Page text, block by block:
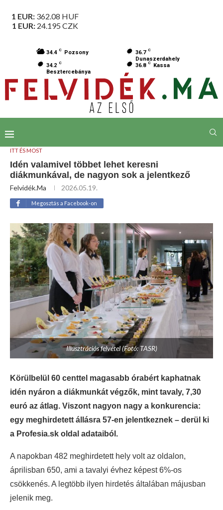
1 EUR: 362.08 HUF
1 EUR: 24.195 CZK
34.4 C Pozsony 36.7 C
Dunaszerdahely
34.2 C
Besztercebánya
36.8 C Kassa
ITT ÉS MOST
Idén valamivel többet lehet keresni
diákmunkával, de nagyon sok a jelentkező
Felvidék.ma 2026.05.19.
Megosztás a Facebook-on
Illusztrációs felvétel (Fotó: TASR)
Körülbelül 60 centtel magasabb órabért kaphatnak
idén nyáron a diákmunkát végzők, mint tavaly, 7,30
euró az átlag. Viszont nagyon nagy a konkurencia:
egy meghirdetett állásra 57-en jelentkeznek – derül ki
a Profesia.sk oldal adataiból.
A napokban 482 meghirdetett hely volt az oldalon,
áprilisban 650, ami a tavalyi évhez képest 6%-os
csökkenés. A legtöbb ilyen hirdetés általában májusban
jelenik meg.